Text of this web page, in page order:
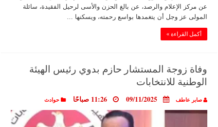
عن مركز الإعلام والرصد، عن بالغ الحزن والأسى لرحيل الفقيدة، سائلة
المولى عز وجل أن يتغمدها بواسع رحمته، ويسكنها …
أكمل القراءة »
وفاة زوجة المستشار حازم بدوي رئيس الهيئة
الوطنية للانتخابات
صابر عاطف 09/11/2025 11:26 صباحًا حوادث